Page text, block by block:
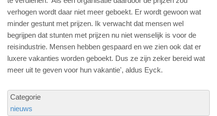
verhogen wordt daar niet meer geboekt. Er wordt gewoon wat
minder gestunt met prijzen. Ik verwacht dat mensen wel
begrijpen dat stunten met prijzen nu niet wenselijk is voor de
reisindustrie. Mensen hebben gespaard en we zien ook dat er
luxere vakanties worden geboekt. Dus ze zijn zeker bereid wat
meer uit te geven voor hun vakantie', aldus Eyck.
Categorie
nieuws